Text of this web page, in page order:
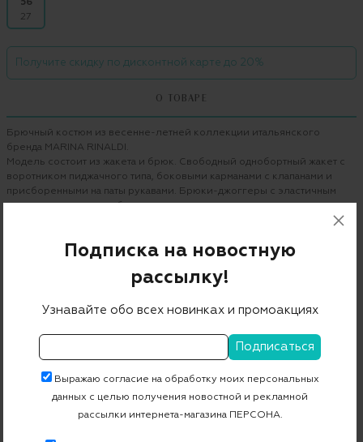
56
27
Получите скидку по дисконтной карте до 20%
О ТОВАРЕ
Брючный костюм из весенне-летней коллекции итальянского
бренда MARINA RINALDI.
Модель состоит из жакета и брюк. Свободный однобортный жакет с
воротником пиджачного типа, боковыми карманами с клапанами и
присборенными на паты рукавами. Брюки-джоггеры с эластичным
поясом со шнурком и боковыми карманами.
Артикул 5042061_5132031
Подписка на новостную
рассылку!
Узнавайте обо всех новинках и промоакциях
Выражаю согласие на обработку моих персональных
данных с целью получения новостной и рекламной
рассылки интернета-магазина ПЕРСОНА.